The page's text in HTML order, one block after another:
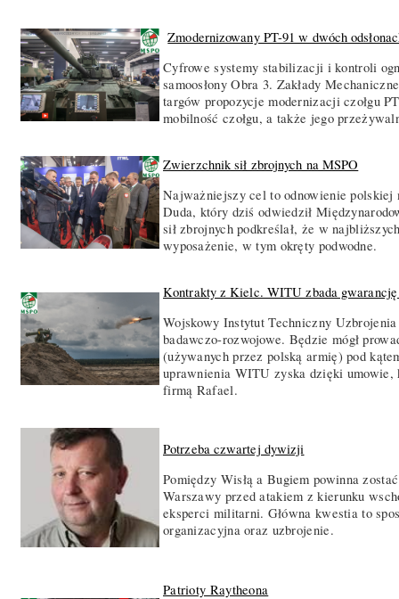
Zmodernizowany PT-91 w dwóch
Cyfrowe systemy stabilizacji i kontroli
samoosłony Obra 3. Zakłady
targów propozycje modernizacji czołgu
mobilność czołgu, a także jego
Zwierzchnik sił zbrojnych na MSPO
Najważniejszy cel to odnowienie polskiej
Duda, który dziś odwiedził
sił zbrojnych podkreślał, że w
wyposażenie, w tym okręty podwodne.
Kontrakty z Kielc. WITU zbada gwarancję
Wojskowy Instytut Techniczny
badawczo-rozwojowe. Będzie mógł
(używanych przez polską armię) pod
uprawnienia WITU zyska dzięki
firmą Rafael.
Potrzeba czwartej dywizji
Pomiędzy Wisłą a Bugiem powinna
Warszawy przed atakiem z kierunku
eksperci militarni. Główna kwestia to
organizacyjna oraz uzbrojenie.
Patrioty Raytheona